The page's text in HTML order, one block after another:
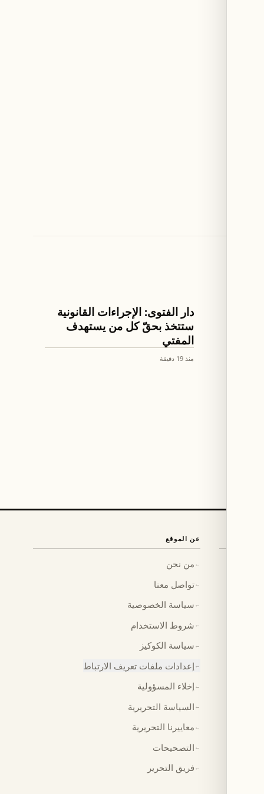
اخبار لبنان
دار الفتوى: الإجراءات القانونية
ستتخذ بحقّ كل من يستهدف
المفتي
منذ 19 دقيقة
عن الموقع
← من نحن
←تواصل معنا
← سياسة الخصوصية
← شروط الاستخدام
← سياسة الكوكيز
← إعدادات ملفات تعريف الارتباط
← إخلاء المسؤولية
← السياسة التحريرية
← معاييرنا التحريرية
← التصحيحات
← فريق التحرير